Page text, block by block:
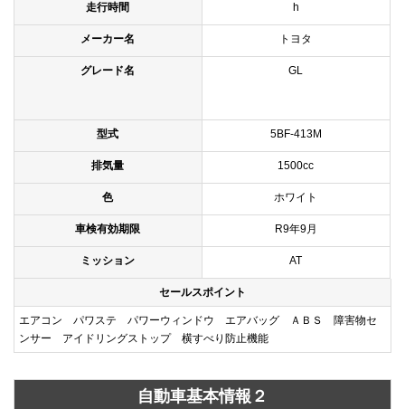
走行時間 h
メーカー名 トヨタ
グレード名 GL
型式 5BF-413M
排気量 1500cc
色 ホワイト
車検有効期限 R9年9月
ミッション AT
セールスポイント
エアコン パワステ パワーウィンドウ エアバッグ ＡＢＳ 障害物セ
ンサー アイドリングストップ 横すべり防止機能
自動車基本情報２